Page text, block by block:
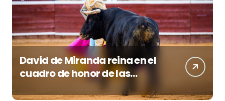
David de Miranda reina en el
cuadro de honor de las
Colombinas 2026